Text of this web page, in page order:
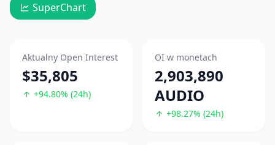
SuperChart
Aktualny Open Interest
$35,805
+94.80% (24h)
OI w monetach
2,903,890
AUDIO
+98.27% (24h)